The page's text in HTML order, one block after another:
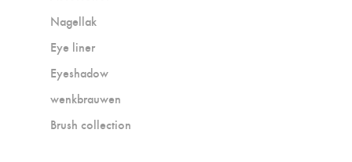
Nagellak
Eye liner
Eyeshadow
wenkbrauwen
Brush collection